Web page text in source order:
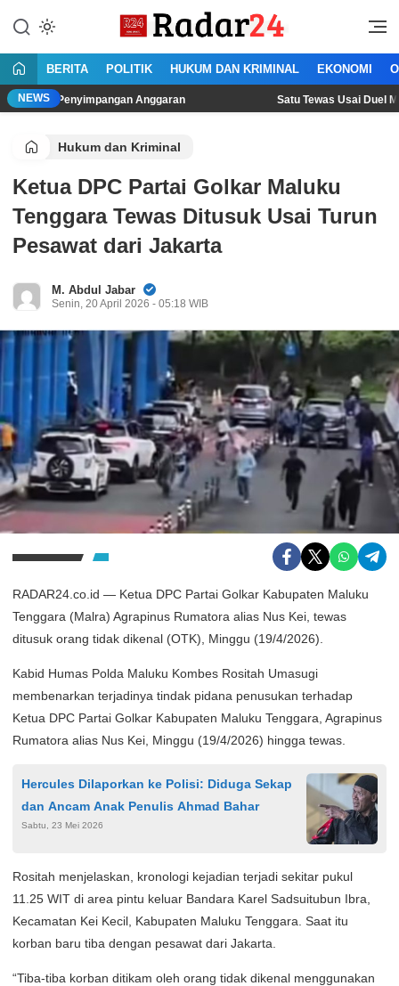
konten
Radar24.co.id
Jujur Lantang Bersuara
BERITA POLITIK HUKUM DAN KRIMINAL EKONOMI
NEWS Anggaran Satu Tewas Usai Duel Maut Dua
Hukum dan Kriminal
Ketua DPC Partai Golkar Maluku
Tenggara Tewas Ditusuk Usai Turun
Pesawat dari Jakarta
M. Abdul Jabar
Senin, 20 April 2026 - 05:18 WIB
RADAR24.co.id — Ketua DPC Partai Golkar Kabupaten Maluku
Tenggara (Malra) Agrapinus Rumatora alias Nus Kei, tewas
ditusuk orang tidak dikenal (OTK), Minggu (19/4/2026).
Kabid Humas Polda Maluku Kombes Rositah Umasugi
membenarkan terjadinya tindak pidana penusukan terhadap
Ketua DPC Partai Golkar Kabupaten Maluku Tenggara, Agrapinus
Rumatora alias Nus Kei, Minggu (19/4/2026) hingga tewas.
Hercules Dilaporkan ke Polisi: Diduga Sekap
dan Ancam Anak Penulis Ahmad Bahar
Sabtu, 23 Mei 2026
Rositah menjelaskan, kronologi kejadian terjadi sekitar pukul
11.25 WIT di area pintu keluar Bandara Karel Sadsuitubun Ibra,
Kecamatan Kei Kecil, Kabupaten Maluku Tenggara. Saat itu
korban baru tiba dengan pesawat dari Jakarta.
“Tiba-tiba korban ditikam oleh orang tidak dikenal menggunakan